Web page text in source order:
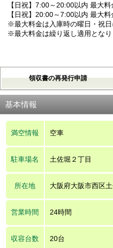
【日祝】7:00～20:00以内 最大
【日祝】20:00～7:00以内 最大料
※最大料金は入庫時の曜日・祝日
※最大料金は繰り返し適用となり
領収書の再発行申請
基本情報
満空情報 空車
駐車場名 土佐堀２丁目
所在地 大阪府大阪市西区
営業時間 24時間
収容台数 20台